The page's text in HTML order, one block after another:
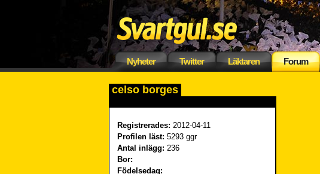
Nyheter Twitter Läktaren Forum
celso borges
Registrerades: 2012-04-11
Profilen läst: 5293 ggr
Antal inlägg: 236
Bor:
Födelsedag: